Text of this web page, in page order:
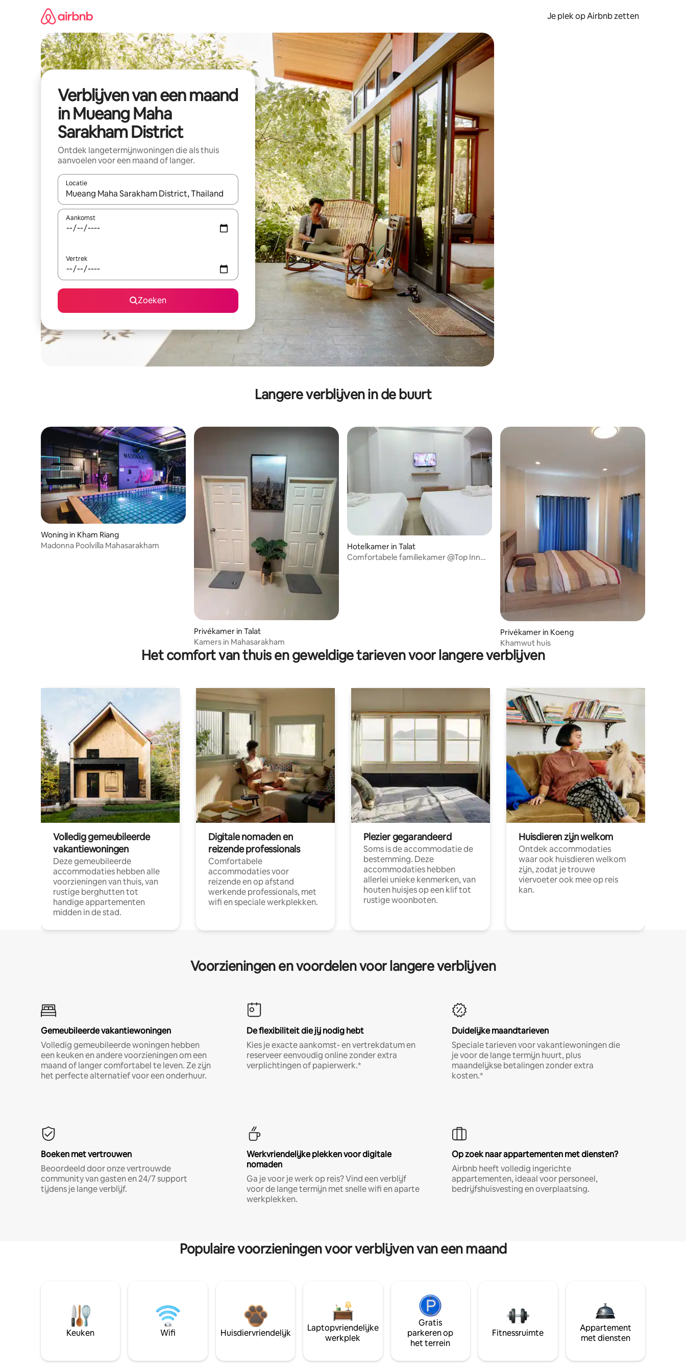
Je plek op Airbnb zetten
Verblijven van een maand
in Mueang Maha
Sarakham District
Ontdek langetermijnwoningen die als thuis
aanvoelen voor een maand of langer.
Locatie
Wanneer er resultaten beschikbaar zijn, maak je een keuze met je de pijltjestoetsen omhoog en omlaag, óf door te tikken of swipen.
Aankomst
Vertrek
Zoeken
Langere verblijven in de buurt
Woning in Kham Riang
Madonna Poolvilla Mahasarakham
Privékamer in Talat
Kamers in Mahasarakham
Hotelkamer in Talat
Comfortabele familiekamer @Top Inn
Privékamer in Koeng
Khamwut huis
Het comfort van thuis en geweldige tarieven voor langere verblijven
Volledig gemeubileerde
vakantiewoningen
Deze gemeubileerde
accommodaties hebben alle
voorzieningen van thuis, van
rustige berghutten tot
handige appartementen
midden in de stad.
Digitale nomaden en
reizende professionals
Comfortabele
accommodaties voor
reizende en op afstand
werkende professionals, met
wifi en speciale werkplekken.
Plezier gegarandeerd
Soms is de accommodatie de
bestemming. Deze
accommodaties hebben
allerlei unieke kenmerken, van
houten huisjes op een klif tot
rustige woonboten.
Huisdieren zijn welkom
Ontdek accommodaties
waar ook huisdieren welkom
zijn, zodat je trouwe
viervoeter ook mee op reis
kan.
Voorzieningen en voordelen voor langere verblijven
Gemeubileerde vakantiewoningen
Volledig gemeubileerde woningen hebben
een keuken en andere voorzieningen om een
maand of langer comfortabel te leven. Ze zijn
het perfecte alternatief voor een onderhuur.
De flexibiliteit die jij nodig hebt
Kies je exacte aankomst- en vertrekdatum en
reserveer eenvoudig online zonder extra
verplichtingen of papierwerk.*
Duidelijke maandtarieven
Speciale tarieven voor vakantiewoningen die
je voor de lange termijn huurt, plus
maandelijkse betalingen zonder extra
kosten.*
Boeken met vertrouwen
Beoordeeld door onze vertrouwde
community van gasten en 24/7 support
tijdens je lange verblijf.
Werkvriendelijke plekken voor digitale
nomaden
Ga je voor je werk op reis? Vind een verblijf
voor de lange termijn met snelle wifi en aparte
werkplekken.
Op zoek naar appartementen met diensten?
Airbnb heeft volledig ingerichte
appartementen, ideaal voor personeel,
bedrijfshuisvesting en overplaatsing.
Populaire voorzieningen voor verblijven van een maand
Keuken Wifi Huisdiervriendelijk
Laptopvriendelijke
werkplek
Gratis
parkeren op
het terrein
Fitnessruimte
Appartement
met diensten